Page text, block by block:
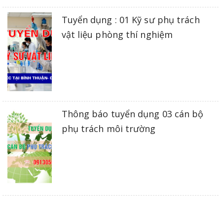
Tuyển dụng : 01 Kỹ sư phụ trách
vật liệu phòng thí nghiệm
Thông báo tuyển dụng 03 cán bộ
phụ trách môi trường